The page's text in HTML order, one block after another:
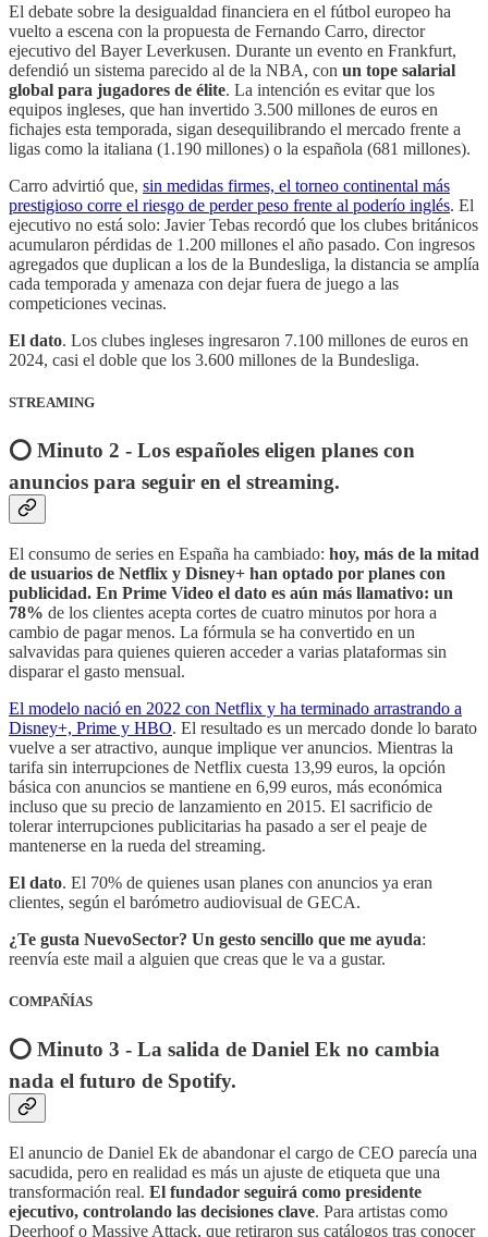
El debate sobre la desigualdad financiera en el fútbol europeo ha
vuelto a escena con la propuesta de Fernando Carro, director
ejecutivo del Bayer Leverkusen. Durante un evento en Frankfurt,
defendió un sistema parecido al de la NBA, con un tope salarial
global para jugadores de élite. La intención es evitar que los
equipos ingleses, que han invertido 3.500 millones de euros en
fichajes esta temporada, sigan desequilibrando el mercado frente a
ligas como la italiana (1.190 millones) o la española (681 millones).
Carro advirtió que, sin medidas firmes, el torneo continental más
prestigioso corre el riesgo de perder peso frente al poderío inglés. El
ejecutivo no está solo: Javier Tebas recordó que los clubes británicos
acumularon pérdidas de 1.200 millones el año pasado. Con ingresos
agregados que duplican a los de la Bundesliga, la distancia se amplía
cada temporada y amenaza con dejar fuera de juego a las
competiciones vecinas.
El dato. Los clubes ingleses ingresaron 7.100 millones de euros en
2024, casi el doble que los 3.600 millones de la Bundesliga.
STREAMING
⭕️ Minuto 2 - Los españoles eligen planes con
anuncios para seguir en el streaming.
El consumo de series en España ha cambiado: hoy, más de la mitad
de usuarios de Netflix y Disney+ han optado por planes con
publicidad. En Prime Video el dato es aún más llamativo: un
78% de los clientes acepta cortes de cuatro minutos por hora a
cambio de pagar menos. La fórmula se ha convertido en un
salvavidas para quienes quieren acceder a varias plataformas sin
disparar el gasto mensual.
El modelo nació en 2022 con Netflix y ha terminado arrastrando a
Disney+, Prime y HBO. El resultado es un mercado donde lo barato
vuelve a ser atractivo, aunque implique ver anuncios. Mientras la
tarifa sin interrupciones de Netflix cuesta 13,99 euros, la opción
básica con anuncios se mantiene en 6,99 euros, más económica
incluso que su precio de lanzamiento en 2015. El sacrificio de
tolerar interrupciones publicitarias ha pasado a ser el peaje de
mantenerse en la rueda del streaming.
El dato. El 70% de quienes usan planes con anuncios ya eran
clientes, según el barómetro audiovisual de GECA.
¿Te gusta NuevoSector? Un gesto sencillo que me ayuda:
reenvía este mail a alguien que creas que le va a gustar.
COMPAÑÍAS
⭕️ Minuto 3 - La salida de Daniel Ek no cambia
nada el futuro de Spotify.
El anuncio de Daniel Ek de abandonar el cargo de CEO parecía una
sacudida, pero en realidad es más un ajuste de etiqueta que una
transformación real. El fundador seguirá como presidente
ejecutivo, controlando las decisiones clave. Para artistas como
Deerhoof o Massive Attack, que retiraron sus catálogos tras conocer